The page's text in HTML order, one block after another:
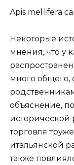
Apis mellifera
Некоторые
мнения, что у
много
объяснение,
исторической
торговля
итальянской
также